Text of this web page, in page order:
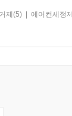
제 (5) 에어컨세정제